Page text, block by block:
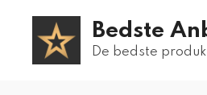
Bedste
De bedste